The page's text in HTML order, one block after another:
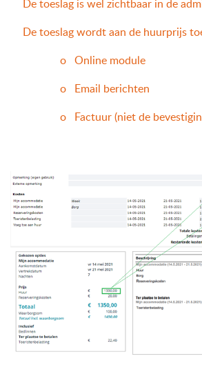
De toeslag is wel zichtbaar in de
De toeslag wordt aan de huurprijs
o Online module
o Email berichten
o Factuur (niet de